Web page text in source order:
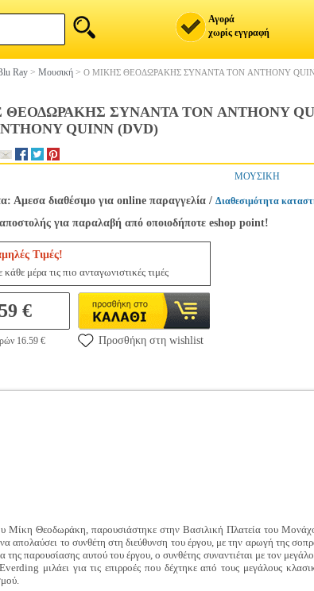
Αγορά
χωρίς εγγραφή
Ray > Μουσική > Ο ΜΙΚΗΣ ΘΕΟΔΩΡΑΚΗΣ ΣΥΝΑΝΤΑ ΤΟΝ ANTHONY
ΣΥΝΑΝΤΑ ΤΟΝ ANTHONY
QUINN (DVD)
ΜΟΥΣΙΚΗ
Αμεσα διαθέσιμο για online παραγγελία / Διαθεσιμότητα
για παραλαβή από οποιοδήποτε eshop point!
Τιμές!
μέρα τις πιο ανταγωνιστικές τιμές
€
16.59 € Προσθήκη στη wishlist
Μίκη Θεοδωράκη, παρουσιάστηκε στην Βασιλική Πλατεία του
απολαύσει το συνθέτη στη διεύθυνση του έργου, με την αρωγή της
της παρουσίασης αυτού του έργου, ο συνθέτης συναντιέται με τον
μιλάει για τις επιρροές που δέχτηκε από τους μεγάλους